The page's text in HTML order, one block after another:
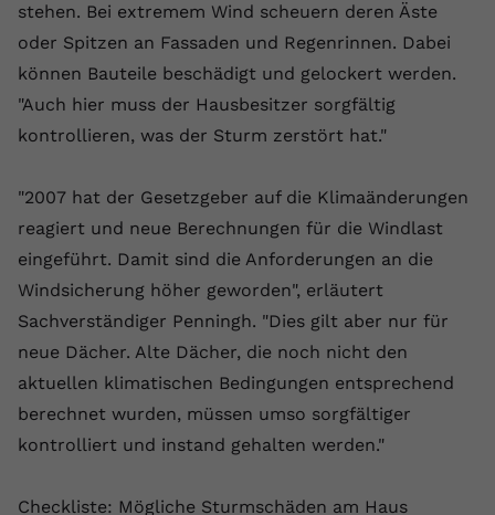
stehen. Bei extremem Wind scheuern deren Äste
oder Spitzen an Fassaden und Regenrinnen. Dabei
können Bauteile beschädigt und gelockert werden.
"Auch hier muss der Hausbesitzer sorgfältig
kontrollieren, was der Sturm zerstört hat."
"2007 hat der Gesetzgeber auf die Klimaänderungen
reagiert und neue Berechnungen für die Windlast
eingeführt. Damit sind die Anforderungen an die
Windsicherung höher geworden", erläutert
Sachverständiger Penningh. "Dies gilt aber nur für
neue Dächer. Alte Dächer, die noch nicht den
aktuellen klimatischen Bedingungen entsprechend
berechnet wurden, müssen umso sorgfältiger
kontrolliert und instand gehalten werden."
Checkliste: Mögliche Sturmschäden am Haus